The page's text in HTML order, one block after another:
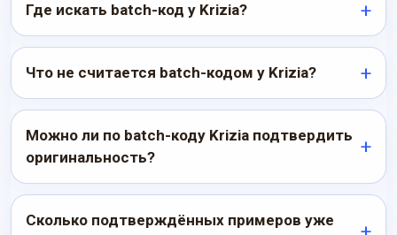
Где искать batch-код у Krizia?
Что не считается batch-кодом у Krizia?
Можно ли по batch-коду Krizia подтвердить
оригинальность?
Сколько подтверждённых примеров уже